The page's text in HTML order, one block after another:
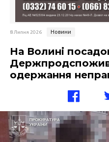
8 Липня 2026 Новини
На Волині
одержання